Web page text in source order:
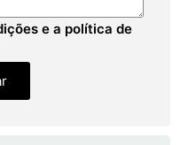
e a política de